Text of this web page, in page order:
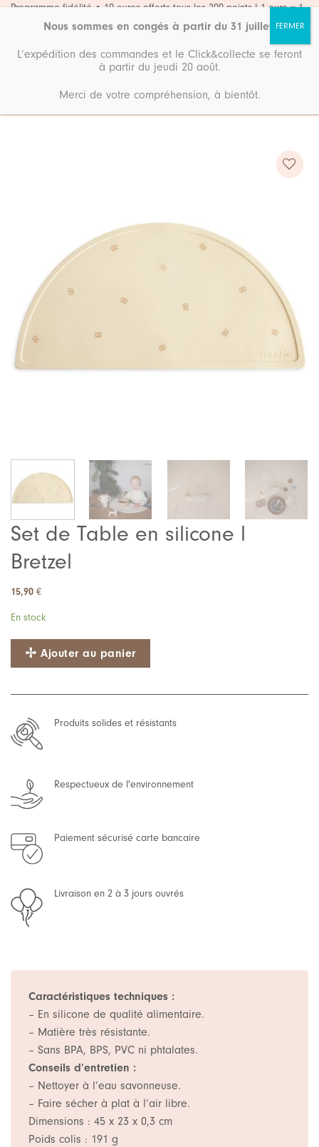
Passer
Programme fidélité • 10 euros offerts tous les 200 points ! 1 euro = 1
Accueil Boutique Repas
Set de Table en silicone l
Bretzel
15,90 €
En stock
Ajouter au panier
Produits solides et résistants
Respectueux de l'environnement
Paiement sécurisé carte bancaire
Livraison en 2 à 3 jours ouvrés
Caractéristiques techniques :
– En silicone de qualité alimentaire.
– Matière très résistante.
– Sans BPA, BPS, PVC ni phtalates.
Conseils d’entretien :
– Nettoyer à l’eau savonneuse.
– Faire sécher à plat à l’air libre.
Dimensions : 45 x 23 x 0,3 cm
Poids colis : 191 g
Nous sommes en congés à partir du 31 juillet
L’expédition des commandes et le Click&collecte se feront
à partir du jeudi 20 août.
Merci de votre compréhension, à bientôt.